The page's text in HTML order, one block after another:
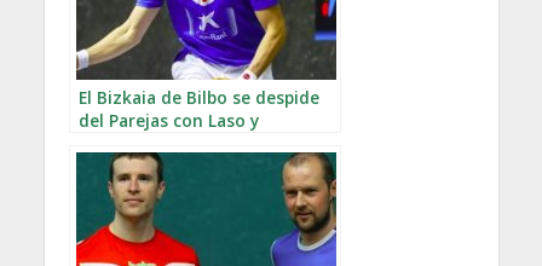
El Bizkaia de Bilbo se despide
del Parejas con Laso y